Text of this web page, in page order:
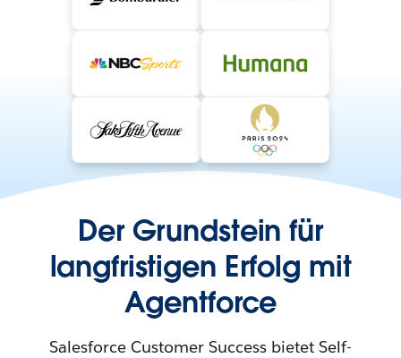
Der Grundstein für
langfristigen Erfolg mit
Agentforce
Salesforce Customer Success bietet Self-